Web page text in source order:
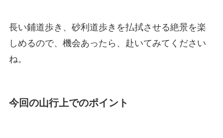
長い鋪道歩き、砂利道歩きを払拭させる絶景を楽
しめるので、機会あったら、赴いてみてください
ね。
今回の山行上でのポイント